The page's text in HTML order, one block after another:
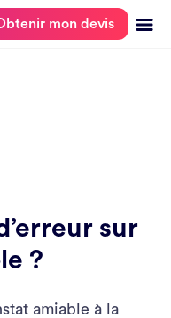
mon devis
sur
?
amiable à la